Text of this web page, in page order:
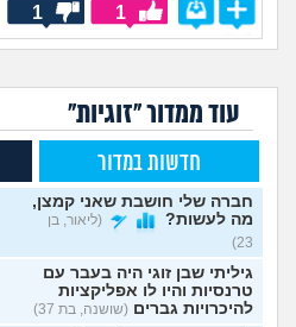
1
1
עוד ממדור "זוגיות"
חדשות במדור
חברה שלי חושבת שאני קמצן,
מה לעשות?
(ליאור, בן
23)
גיליתי שבן זוגי היה בעבר עם
טרנסיות והיו לו אפליקציות
להיכרויות גברים (שושנה, בת 37)